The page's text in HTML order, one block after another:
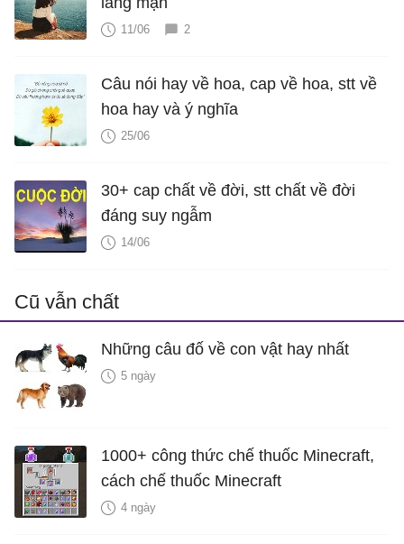
11/06 2
Câu nói hay về hoa, cap về hoa, stt về
hoa hay và ý nghĩa
25/06
30+ cap chất về đời, stt chất về đời
đáng suy ngẫm
14/06
Cũ vẫn chất
Những câu đố về con vật hay nhất
5 ngày
1000+ công thức chế thuốc Minecraft,
cách chế thuốc Minecraft
4 ngày